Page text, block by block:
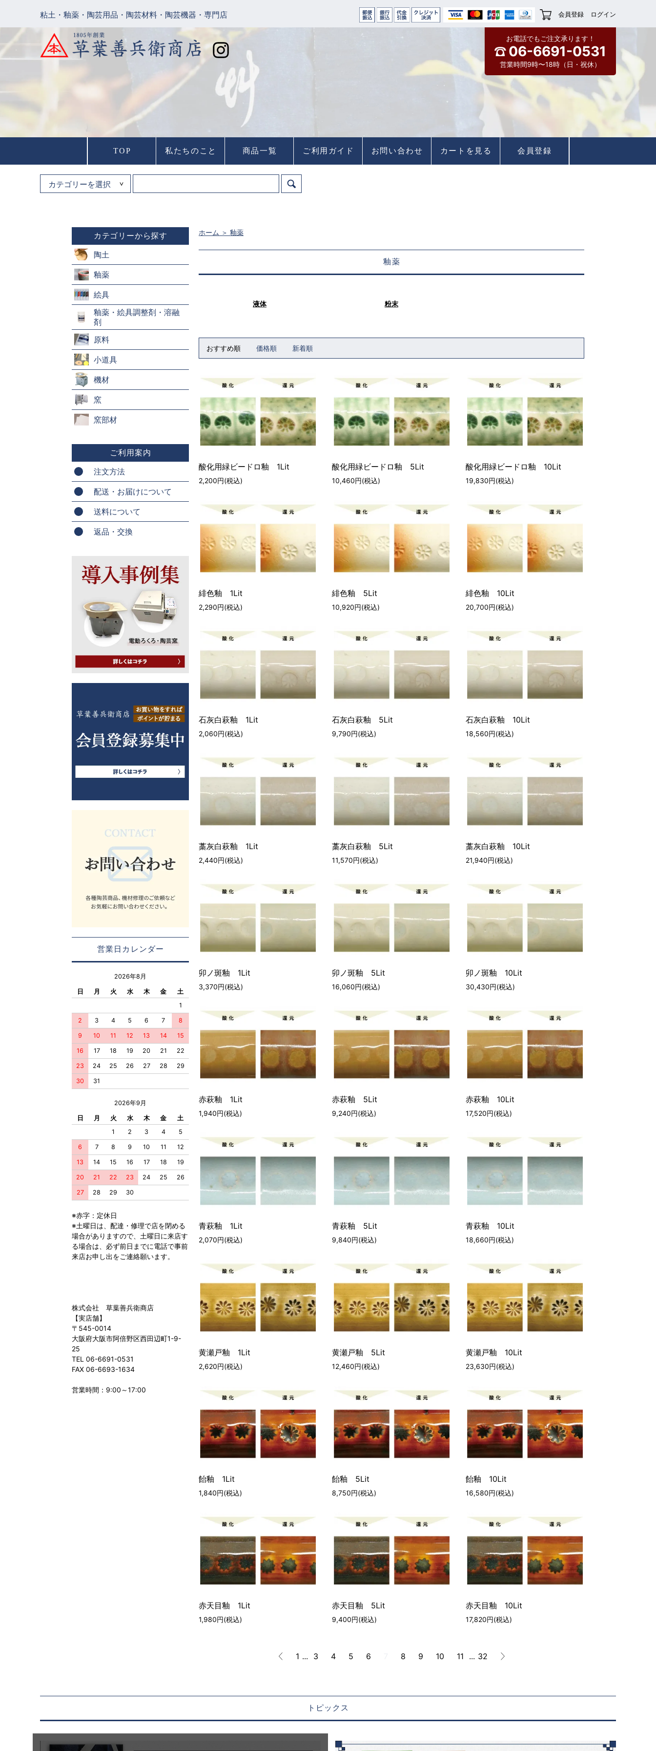
粘土・釉薬・陶芸用品・陶芸材料・陶芸機器・専門店 会員登録 ログイン
お電話でもご注文承ります！
06-6691-0531
営業時間9時〜18時（日・祝休）
TOP 私たちのこと 商品一覧 ご利用ガイド お問い合わせ カートを見る 会員登録
カテゴリーから探す
陶土
釉薬
絵具
釉薬・絵具調整剤・溶融
剤
原料
小道具
機材
窯
窯部材
ご利用案内
注文方法
配送・お届けについて
送料について
返品・交換
営業日カレンダー
2026年8月
日 月 火 水 木 金
土
1
2 3 4 5 6 7 8
9 10 11 12 13 14 15
16 17 18 19 20 21 22
23 24 25 26 27 28 29
30 31
2026年9月
日 月 火 水 木 金
土
1
2 3 4 5
6 7 8 9 10 11 12
13 14 15 16 17 18 19
20 21 22 23 24 25 26
27 28 29 30
※赤字：定休日
※土曜日は、配達・修理で店を閉める
場合がありますので、土曜日に来店す
る場合は、必ず前日までに電話で事前
来店お申し出をご連絡願います。
株式会社 草葉善兵衛商店
【実店舗】
〒545-0014
大阪府大阪市阿倍野区西田辺町1-9-
25
TEL 06-6691-0531
FAX 06-6693-1634
営業時間：9:00～17:00
ホーム ＞ 釉薬
釉薬
液体 粉末
おすすめ順 価格順 新着順
酸化用緑ビードロ釉 1Lit
2,200円(税込)
酸化用緑ビードロ釉 5Lit
10,460円(税込)
酸化用緑ビードロ釉 10Lit
19,830円(税込)
緋色釉 1Lit
2,290円(税込)
緋色釉 5Lit
10,920円(税込)
緋色釉 10Lit
20,700円(税込)
石灰白萩釉 1Lit
2,060円(税込)
石灰白萩釉 5Lit
9,790円(税込)
石灰白萩釉 10Lit
18,560円(税込)
藁灰白萩釉 1Lit
2,440円(税込)
藁灰白萩釉 5Lit
11,570円(税込)
藁灰白萩釉 10Lit
21,940円(税込)
卯ノ斑釉 1Lit
3,370円(税込)
卯ノ斑釉 5Lit
16,060円(税込)
卯ノ斑釉 10Lit
30,430円(税込)
赤萩釉 1Lit
1,940円(税込)
赤萩釉 5Lit
9,240円(税込)
赤萩釉 10Lit
17,520円(税込)
青萩釉 1Lit
2,070円(税込)
青萩釉 5Lit
9,840円(税込)
青萩釉 10Lit
18,660円(税込)
黄瀬戸釉 1Lit
2,620円(税込)
黄瀬戸釉 5Lit
12,460円(税込)
黄瀬戸釉 10Lit
23,630円(税込)
飴釉 1Lit
1,840円(税込)
飴釉 5Lit
8,750円(税込)
飴釉 10Lit
16,580円(税込)
赤天目釉 1Lit
1,980円(税込)
赤天目釉 5Lit
9,400円(税込)
赤天目釉 10Lit
17,820円(税込)
1 ... 3 4 5 6 8 9 10 11 ... 32
トピックス